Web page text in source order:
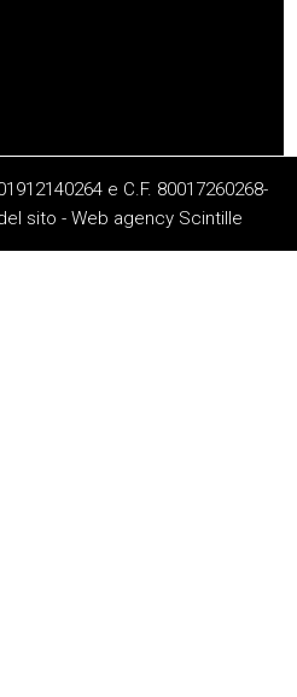
e C.F. 80017260268-
sito - Web agency Scintille